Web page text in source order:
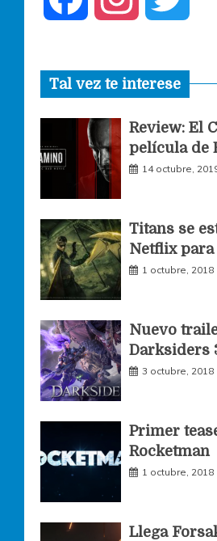
c
e
b
o
o
s
t
a
g
m
i
t
t
r
Tal vez te interese
Review: El
película de
14 octubre,
Titans se
Netflix
1 octubre, 2018
Nuevo
Darksiders
3 octubre, 2018
Primer
Rocketman
1 octubre, 2018
Llega